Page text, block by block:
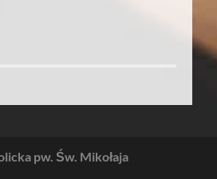
pw. Św. Mikołaja